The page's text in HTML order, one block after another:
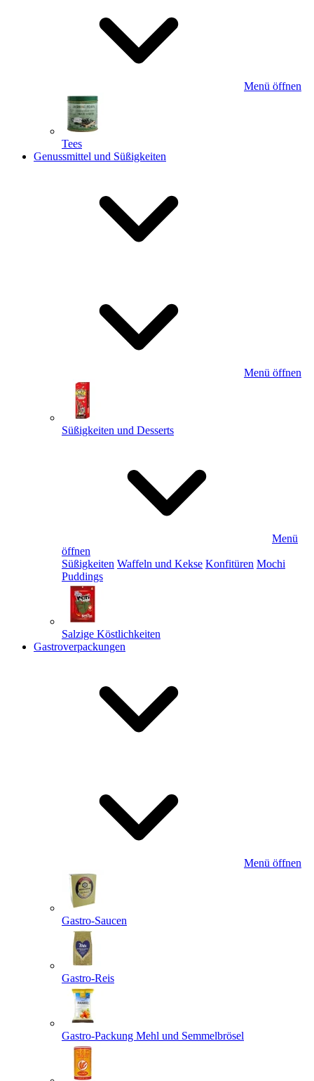
Menü öffnen
Tees
Genussmittel und Süßigkeiten
Menü öffnen
Süßigkeiten und Desserts
Menü
öffnen
Süßigkeiten Waffeln und Kekse Konfitüren Mochi
Puddings
Salzige Köstlichkeiten
Gastroverpackungen
Menü öffnen
Gastro-Saucen
Gastro-Reis
Gastro-Packung Mehl und Semmelbrösel